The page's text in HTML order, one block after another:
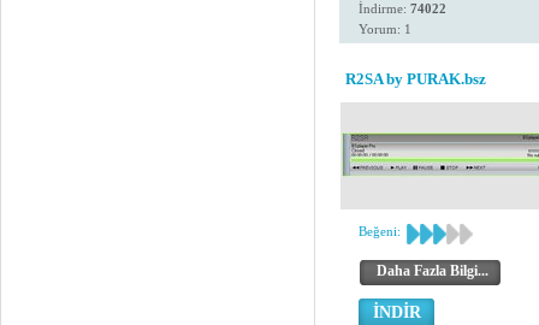
İndirme: 74022
Yorum: 1
R2SA by PURAK.bsz
Beğeni:
Daha Fazla Bilgi...
İNDİR